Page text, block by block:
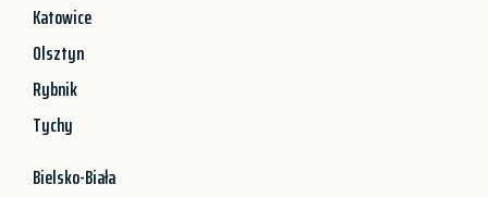
Katowice
Olsztyn
Rybnik
Tychy
Bielsko-Biała